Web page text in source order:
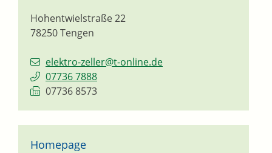
Hohentwielstraße 22
78250Tengen
elektro-zeller@t-online.de
07736 7888
07736 8573
Homepage